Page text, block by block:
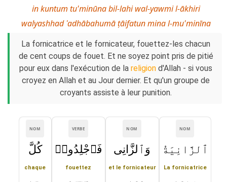
in kuntum tu'minūna bil-lahi wal-yawmi l-ākhiri
walyashhad ʿadhābahumā ṭāifatun mina l-mu'minīna
La fornicatrice et le fornicateur, fouettez-les chacun
de cent coups de fouet. Et ne soyez point pris de pitié
pour eux dans l'exécution de la religion d'Allah - si vous
croyez en Allah et au Jour dernier. Et qu'un groupe de
croyants assiste à leur punition.
NOM
ٱلزَّانِيَةُ
La fornicatrice
NOM
وَٱلزَّانِى
et le fornicateur
VERBE
فَٱجْلِدُوا۟
fouettez
NOM
كُلَّ
chaque